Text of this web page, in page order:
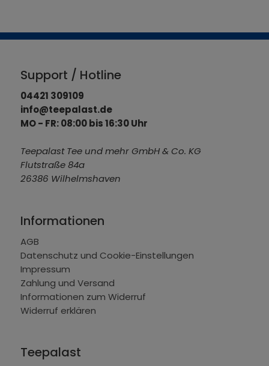
Support / Hotline
04421 309109
info@teepalast.de
MO - FR: 08:00 bis 16:30 Uhr
Teepalast Tee und mehr GmbH & Co. KG
Flutstraße 84a
26386 Wilhelmshaven
Informationen
AGB
Datenschutz und Cookie-Einstellungen
Impressum
Zahlung und Versand
Informationen zum Widerruf
Widerruf erklären
Teepalast